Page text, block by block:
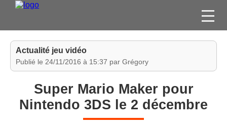
FILMS
JEUX VIDÉO
CONCOURS
Actualité jeu vidéo
Publié le 24/11/2016 à 15:37 par Grégory
Super Mario Maker pour
Nintendo 3DS le 2 décembre